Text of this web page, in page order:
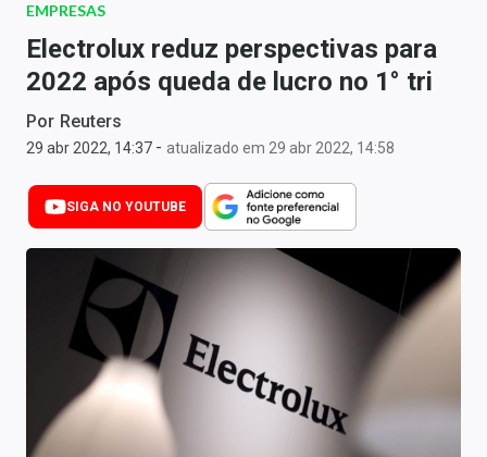
Newsletters
Money Trader
Anuncie
Últimas Notícias
Newsletters
Comprar ou vender?
Carteiras Recomendadas
Central de Dividendos
EMPRESAS
Electrolux reduz perspectivas para
2022 após queda de lucro no 1° tri
Por Reuters
29 abr 2022, 14:37 - atualizado em 29 abr 2022, 14:58
SIGA NO YOUTUBE